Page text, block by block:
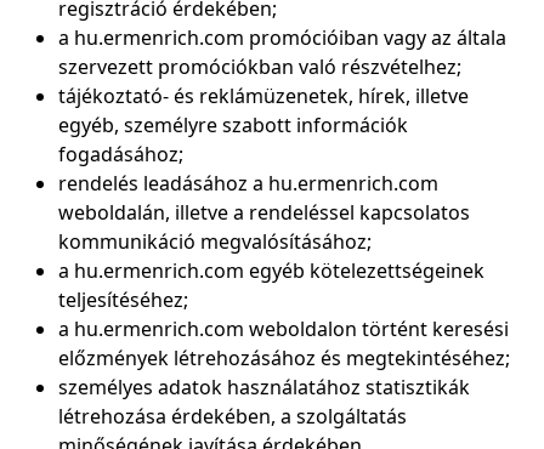
regisztráció érdekében;
a hu.ermenrich.com promócióiban vagy az általa
szervezett promóciókban való részvételhez;
tájékoztató- és reklámüzenetek, hírek, illetve
egyéb, személyre szabott információk
fogadásához;
rendelés leadásához a hu.ermenrich.com
weboldalán, illetve a rendeléssel kapcsolatos
kommunikáció megvalósításához;
a hu.ermenrich.com egyéb kötelezettségeinek
teljesítéséhez;
a hu.ermenrich.com weboldalon történt keresési
előzmények létrehozásához és megtekintéséhez;
személyes adatok használatához statisztikák
létrehozása érdekében, a szolgáltatás